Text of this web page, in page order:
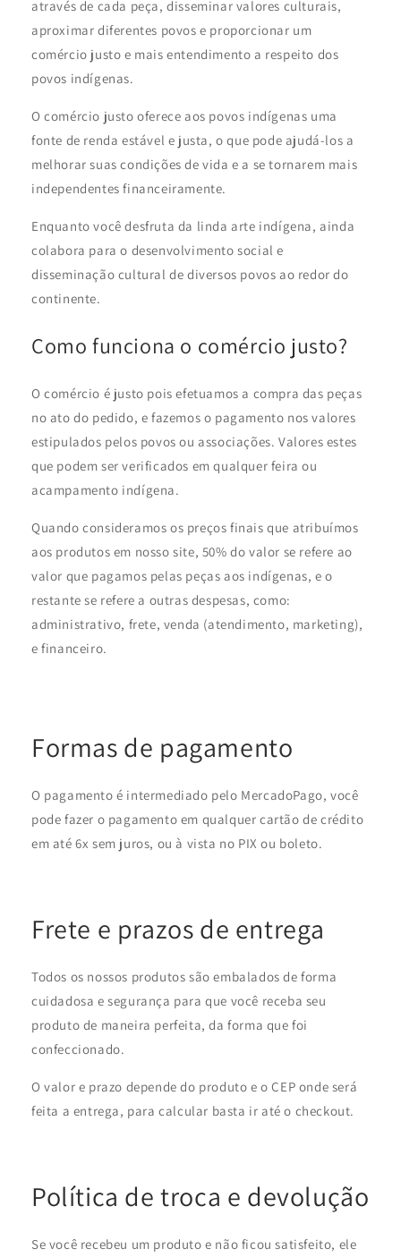
através de cada peça, disseminar valores culturais,
aproximar diferentes povos e proporcionar um
comércio justo e mais entendimento a respeito dos
povos indígenas.
O comércio justo oferece aos povos indígenas uma
fonte de renda estável e justa, o que pode ajudá-los a
melhorar suas condições de vida e a se tornarem mais
independentes financeiramente.
Enquanto você desfruta da linda arte indígena, ainda
colabora para o desenvolvimento social e
disseminação cultural de diversos povos ao redor do
continente.
Como funciona o comércio justo?
O comércio é justo pois efetuamos a compra das peças
no ato do pedido, e fazemos o pagamento nos valores
estipulados pelos povos ou associações. Valores estes
que podem ser verificados em qualquer feira ou
acampamento indígena.
Quando consideramos os preços finais que atribuímos
aos produtos em nosso site, 50% do valor se refere ao
valor que pagamos pelas peças aos indígenas, e o
restante se refere a outras despesas, como:
administrativo, frete, venda (atendimento, marketing),
e financeiro.
Formas de pagamento
O pagamento é intermediado pelo MercadoPago, você
pode fazer o pagamento em qualquer cartão de crédito
em até 6x sem juros, ou à vista no PIX ou boleto.
Frete e prazos de entrega
Todos os nossos produtos são embalados de forma
cuidadosa e segurança para que você receba seu
produto de maneira perfeita, da forma que foi
confeccionado.
O valor e prazo depende do produto e o CEP onde será
feita a entrega, para calcular basta ir até o checkout.
Política de troca e devolução
Se você recebeu um produto e não ficou satisfeito, ele